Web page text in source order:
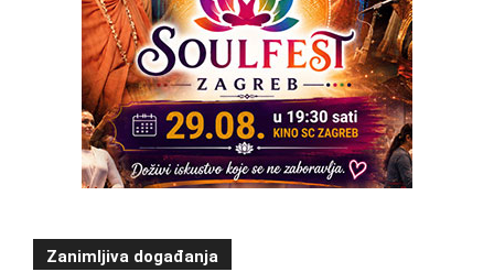
Zanimljiva događanja